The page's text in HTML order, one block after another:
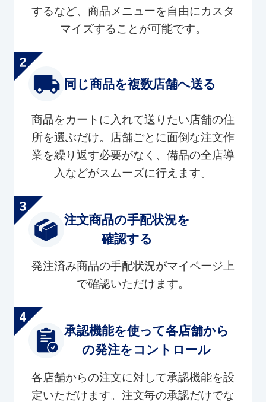
するなど、商品メニューを自由にカスタ
マイズすることが可能です。
同じ商品を複数店舗へ送る
商品をカートに入れて送りたい店舗の住
所を選ぶだけ。店舗ごとに面倒な注文作
業を繰り返す必要がなく、備品の全店導
入などがスムーズに行えます。
注文商品の手配状況を
確認する
発注済み商品の手配状況がマイページ上
で確認いただけます。
承認機能を使って各店舗から
の発注をコントロール
各店舗からの注文に対して承認機能を設
定いただけます。注文毎の承認だけでな